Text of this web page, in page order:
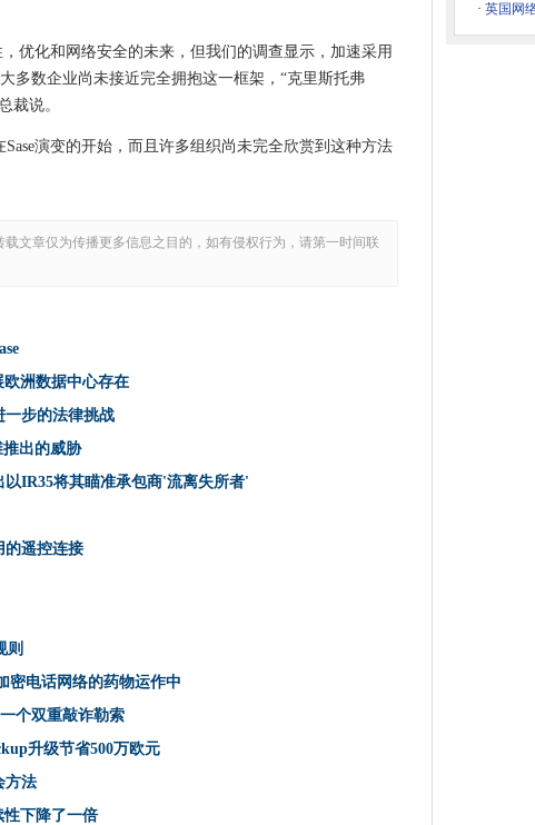
的解决方案
到4.2亿英镑
赎金软件攻击后面
进一步的法律挑战
算机技术已经交付
出以IR35将其瞄准承包商'流离失所者'
漏中断
金融科技投资击中了新的高度
容的移动数据费用
用的遥控连接
现实体验
区扩展移动覆盖范围
亚云位置
为Stem Strip-Mining Tactics
宽带速度
，优化和网络安全的未来，但我们的调查显示，加速采用
多数企业尚未接近完全拥抱这一框架，“克里斯托弗
裁说。
演变的开始，而且许多组织尚未完全欣赏到这种方法
文章仅为传播更多信息之目的，如有侵权行为，请第一时间联
欧洲数据中心存在
一步的法律挑战
出的威胁
IR35将其瞄准承包商'流离失所者'
的遥控连接
则
密电话网络的药物运作中
个双重敲诈勒索
升级节省500万欧元
方法
性下降了一倍
· 英国网